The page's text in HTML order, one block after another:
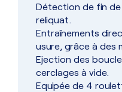
Détection de fin
reliquat.
Entraînements
usure, grâce à des
Ejection des
cerclages à vide.
Equipée de 4